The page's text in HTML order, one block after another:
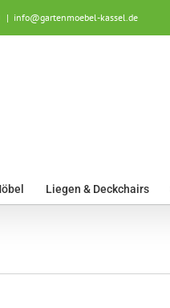
| info@gartenmoebel-kassel.de
Liegen & Deckchairs